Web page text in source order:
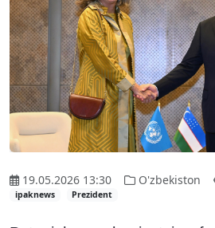
19.05.2026 13:30 O'zbekiston
ipaknews
Prezident